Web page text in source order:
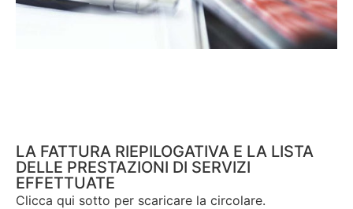
LA FATTURA RIEPILOGATIVA E LA LISTA
DELLE PRESTAZIONI DI SERVIZI
EFFETTUATE
Clicca qui sotto per scaricare la circolare.